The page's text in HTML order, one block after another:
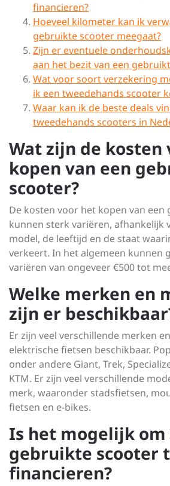
financieren?
Hoeveel kilometer kan ik
gebruikte scooter meegaat?
Zijn er eventuele
aan het bezit van een
Wat voor soort verzekering
ik een tweedehands scooter
Waar kan ik de beste deals
tweedehands scooters in
Wat zijn de kosten
kopen van een
scooter?
De kosten voor het kopen van
kunnen sterk variëren, afhankelijk
model, de leeftijd en de staat
verkeert. In het algemeen kunnen
variëren van ongeveer €500 tot
Welke merken en
zijn er
Er zijn veel verschillende merken
elektrische fietsen beschikbaar.
onder andere Giant, Trek,
KTM. Er zijn veel verschillende
merk, waaronder stadsfietsen,
fietsen en e-bikes.
Is het mogelijk om
gebruikte scooter
financieren?